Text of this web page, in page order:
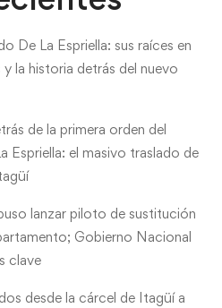
De La Espriella: sus raíces en
la historia detrás del nuevo
de la primera orden del
Espriella: el masivo traslado de
lanzar piloto de sustitución
Gobierno Nacional
clave
desde la cárcel de Itagüí a